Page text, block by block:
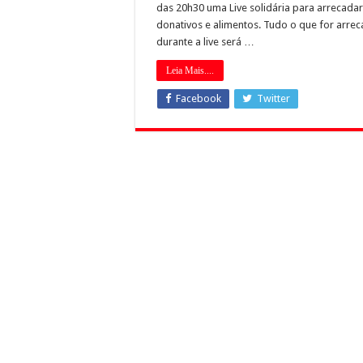
das 20h30 uma Live solidária para arrecadar
donativos e alimentos. Tudo o que for
durante a live será …
Leia Mais....
Facebook Twitter